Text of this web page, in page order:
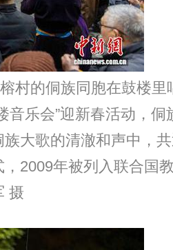
村的侗族同胞在鼓楼里
乐会”迎新春活动，侗
大歌的清澈和声中，
2009年被列入联合国
摄